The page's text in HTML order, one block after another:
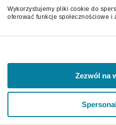
Wykorzystujemy pliki cookie do
oferować funkcje społecznościowe i
otrzymanymi od Ciebie lub
Zezwól na
Aby